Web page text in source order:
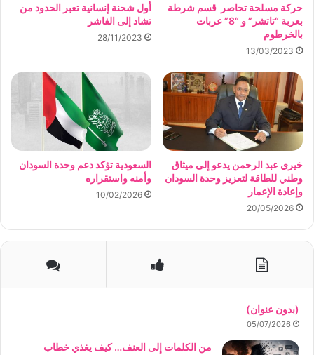
حركة مسلحة تحاصر قسم شرطة
بعربة “تاتشر” و “8” عربات
بالخرطوم
13/03/2023
أول شحنة إنسانية تعبر الحدود من
تشاد إلى الفاشر
28/11/2023
خيري عبد الرحمن يدعو إلى ميثاق
وطني للطاقة لتعزيز وحدة السودان
وإعادة الإعمار
20/05/2026
السعودية تؤكد دعم وحدة السودان
وأمنه واستقراره
10/02/2026
(بدون عنوان)
05/07/2026
من الكلمات إلى العنف… كيف يغذي خطاب